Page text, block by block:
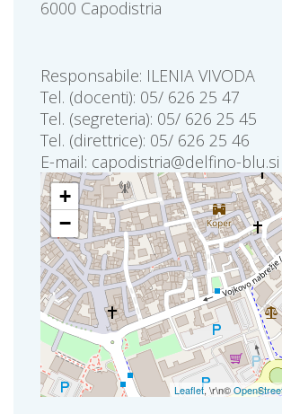
6000 Capodistria
Responsabile: ILENIA VIVODA
Tel. (docenti): 05/ 626 25 47
Tel. (segreteria): 05/ 626 25 45
Tel. (direttrice): 05/ 626 25 46
E-mail: capodistria@delfino-blu.si
+
−
Leaflet, \r\n©